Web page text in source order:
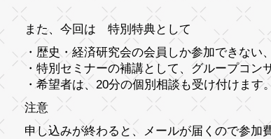
また、今回は 特別特典として
・歴史・経済研究会の会員しか参加できない
・特別セミナーの補講として、グループコン
・希望者は、20分の個別相談も受け付けま
注意
申し込みが終わると、メールが届くので参加